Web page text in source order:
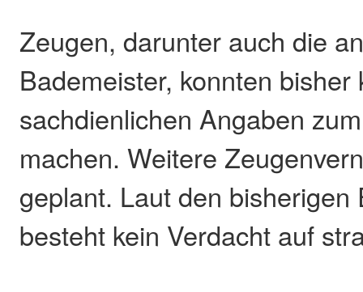
Zeugen, darunter auch die
Bademeister, konnten bisher
sachdienlichen Angaben
machen. Weitere
geplant. Laut den bisherigen
besteht kein Verdacht auf